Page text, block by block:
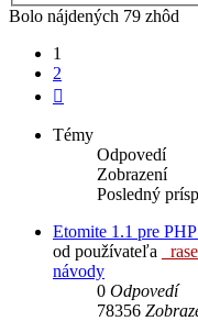
Bolo nájdených 79 zhôd
1
2
Témy
Odpovedí
Zobrazení
Posledný
Etomite 1.1 pre
od používateľa
návody
0 Odpovedí
78356